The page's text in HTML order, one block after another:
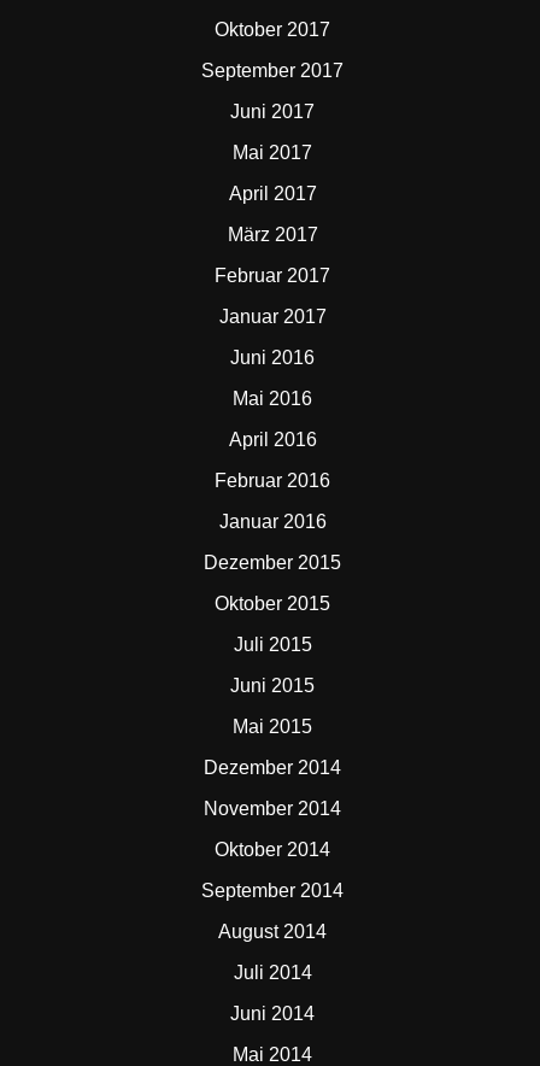
Oktober 2017
September 2017
Juni 2017
Mai 2017
April 2017
März 2017
Februar 2017
Januar 2017
Juni 2016
Mai 2016
April 2016
Februar 2016
Januar 2016
Dezember 2015
Oktober 2015
Juli 2015
Juni 2015
Mai 2015
Dezember 2014
November 2014
Oktober 2014
September 2014
August 2014
Juli 2014
Juni 2014
Mai 2014